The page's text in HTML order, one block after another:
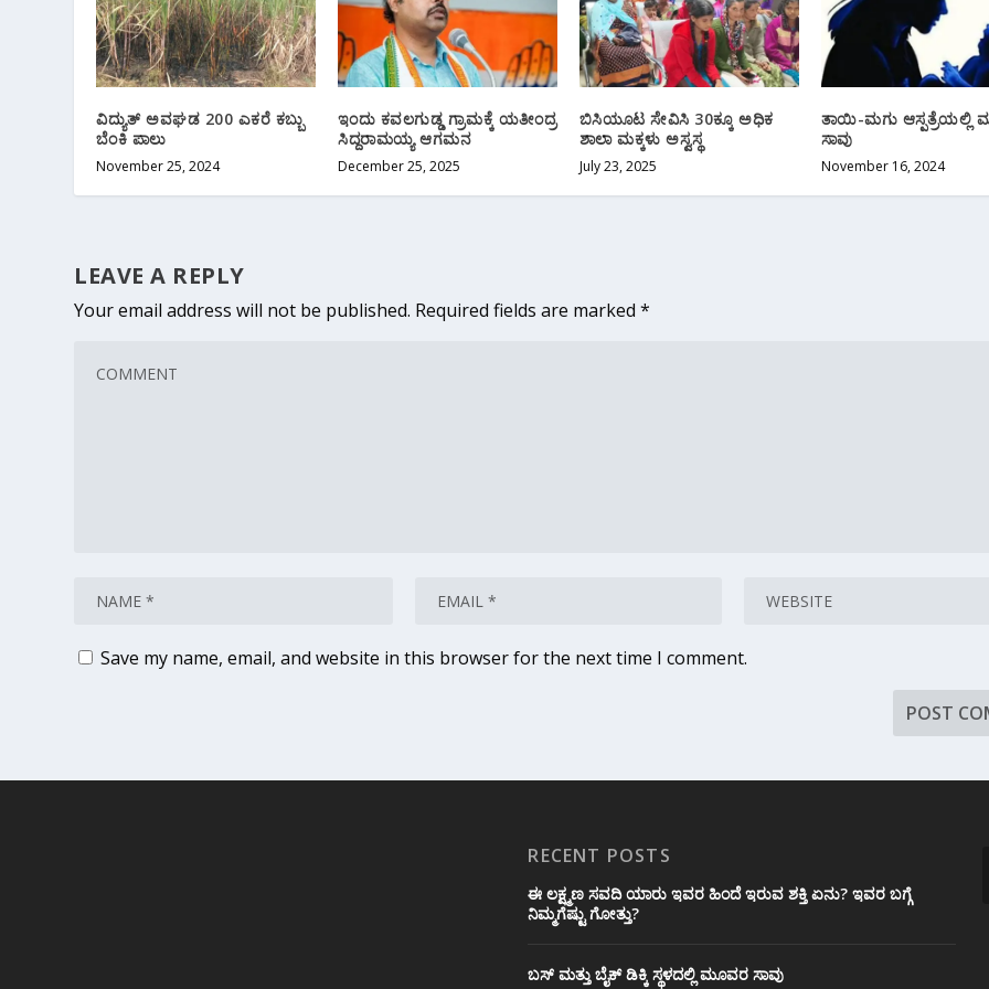
ವಿದ್ಯುತ್ ಅವಘಡ 200 ಎಕರೆ ಕಬ್ಬು
ಬೆಂಕಿ ಪಾಲು
November 25, 2024
ಇಂದು ಕವಲಗುಡ್ಡ ಗ್ರಾಮಕ್ಕೆ ಯತೀಂದ್ರ
ಸಿದ್ದರಾಮಯ್ಯ ಆಗಮನ
December 25, 2025
ಬಿಸಿಯೂಟ ಸೇವಿಸಿ 30ಕ್ಕೂ ಅಧಿಕ
ಶಾಲಾ ಮಕ್ಕಳು ಅಸ್ವಸ್ಥ
July 23, 2025
ತಾಯಿ-ಮಗು ಆಸ್ಪತ್ರೆಯಲ್ಲಿ
ಸಾವು
November 16, 2024
LEAVE A REPLY
Your email address will not be published. Required fields are marked*
Save my name, email, and website in this browser for the next time I comment.
RECENT POSTS
ಈ ಲಕ್ಷ್ಮಣ ಸವದಿ ಯಾರು ಇವರ ಹಿಂದೆ ಇರುವ ಶಕ್ತಿ ಏನು? ಇವರ ಬಗ್ಗೆ
ನಿಮ್ಮಗೆಷ್ಟು ಗೋತ್ತು?
ಬಸ್ ಮತ್ತು ಬೈಕ್ ಡಿಕ್ಕಿ ಸ್ಥಳದಲ್ಲಿ ಮೂವರ ಸಾವು